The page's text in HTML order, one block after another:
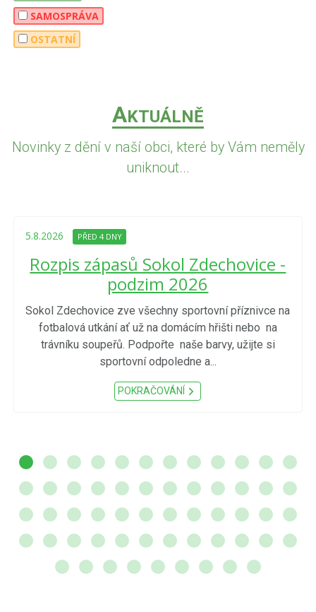
SAMOSPRÁVA
OSTATNÍ
AKTUÁLNĚ
Novinky z dění v naší obci, které by Vám neměly
uniknout...
5.8.2026 PŘED 4 DNY
Rozpis zápasů Sokol Zdechovice -
podzim 2026
Sokol Zdechovice zve všechny sportovní příznivce na
fotbalová utkání ať už na domácím hřišti nebo na
trávníku soupeřů. Podpořte naše barvy, užijte si
sportovní odpoledne a...
POKRAČOVÁNÍ